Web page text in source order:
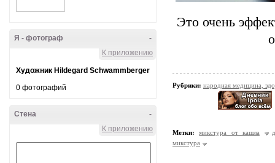
-
Я - фотограф
К приложению
Художник Hildegard Schwammberger
0 фотографий
-
Стена
К приложению
Это очень
Рубрики: народная медицина,
Метки: микстура от кашла
микстура